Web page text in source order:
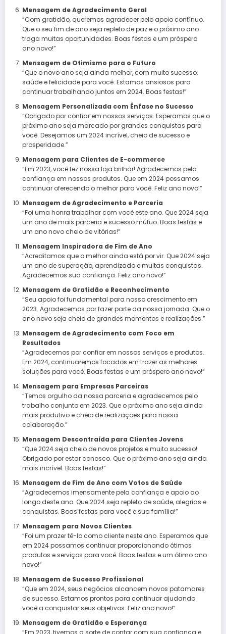
Mensagem de Agradecimento Geral
“Com gratidão, queremos agradecer pelo apoio contínuo.
Que o seu fim de ano seja repleto de paz e o próximo ano
traga muitas oportunidades. Boas festas e um próspero
ano novo!”
Mensagem de Otimismo para o Futuro
“Que o novo ano seja ainda melhor, com muito sucesso,
saúde e felicidade para você. Estamos ansiosos para
continuar trabalhando juntos em 2024. Boas festas!”
Mensagem Personalizada com Ênfase no Sucesso
“Obrigado por confiar em nossos serviços. Esperamos que o
próximo ano seja marcado por grandes conquistas para
você. Desejamos um 2024 incrível, cheio de sucesso e
prosperidade.”
Mensagem para Clientes de E-commerce
“Em 2023, você fez nossa loja brilhar! Agradecemos pela
confiança em nossos produtos. Que em 2024 possamos
continuar oferecendo o melhor para você. Feliz ano novo!”
Mensagem de Agradecimento e Parceria
“Foi uma honra trabalhar com você este ano. Que 2024 seja
um ano de mais parceria e sucesso mútuo. Boas festas e
um ano novo cheio de vitórias!”
Mensagem Inspiradora de Fim de Ano
“Acreditamos que o melhor ainda está por vir. Que 2024 seja
um ano de superação, aprendizado e muitas conquistas.
Agradecemos sua confiança. Feliz ano novo!”
Mensagem de Gratidão e Reconhecimento
“Seu apoio foi fundamental para nosso crescimento em
2023. Agradecemos por fazer parte da nossa jornada. Que o
ano novo seja cheio de grandes momentos e realizações.”
Mensagem de Agradecimento com Foco em
Resultados
“Agradecemos por confiar em nossos serviços e produtos.
Em 2024, continuaremos focados em trazer as melhores
soluções para você. Boas festas e um próspero ano novo!”
Mensagem para Empresas Parceiras
“Temos orgulho da nossa parceria e agradecemos pelo
trabalho conjunto em 2023. Que o próximo ano seja ainda
mais produtivo e cheio de realizações para nossa
colaboração.”
Mensagem Descontraída para Clientes Jovens
“Que 2024 seja cheio de novos projetos e muito sucesso!
Obrigado por estar conosco. Que o próximo ano seja ainda
mais incrível. Boas festas!”
Mensagem de Fim de Ano com Votos de Saúde
“Agradecemos imensamente pela confiança e apoio ao
longo deste ano. Que 2024 seja repleto de saúde, alegrias e
conquistas. Boas festas para você e sua família!”
Mensagem para Novos Clientes
“Foi um prazer tê-lo como cliente neste ano. Esperamos que
em 2024 possamos continuar proporcionando ótimos
produtos e serviços para você. Boas festas e um ótimo ano
novo!”
Mensagem de Sucesso Profissional
“Que em 2024, seus negócios alcancem novos patamares
de sucesso. Estamos prontos para continuar ajudando
você a conquistar seus objetivos. Feliz ano novo!”
Mensagem de Gratidão e Esperança
“Em 2023, tivemos a sorte de contar com sua confiança e